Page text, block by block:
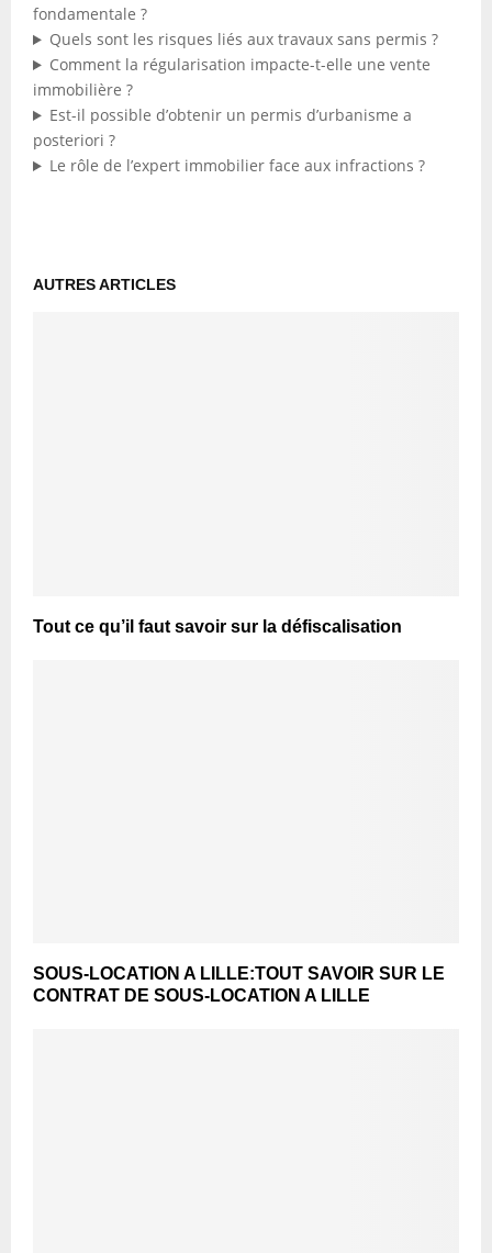
fondamentale ?
Quels sont les risques liés aux travaux sans permis ?
Comment la régularisation impacte-t-elle une vente
immobilière ?
Est-il possible d’obtenir un permis d’urbanisme a
posteriori ?
Le rôle de l’expert immobilier face aux infractions ?
AUTRES ARTICLES
Tout ce qu’il faut savoir sur la défiscalisation
SOUS-LOCATION A LILLE:TOUT SAVOIR SUR LE
CONTRAT DE SOUS-LOCATION A LILLE